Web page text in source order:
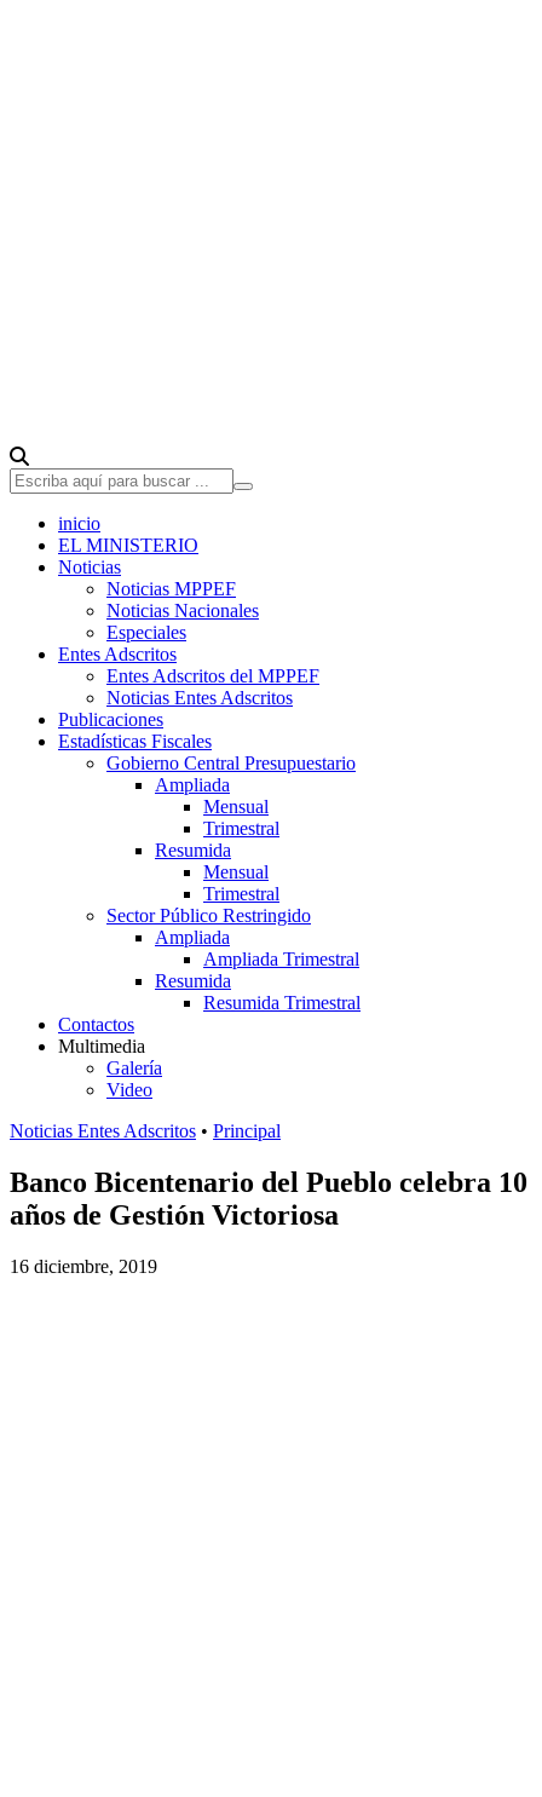
inicio
EL MINISTERIO
Noticias
Noticias MPPEF
Noticias Nacionales
Especiales
Entes Adscritos
Entes Adscritos del MPPEF
Noticias Entes Adscritos
Publicaciones
Estadísticas Fiscales
Gobierno Central Presupuestario
Ampliada
Mensual
Trimestral
Resumida
Mensual
Trimestral
Sector Público Restringido
Ampliada
Ampliada Trimestral
Resumida
Resumida Trimestral
Contactos
Multimedia
Galería
Video
Noticias Entes Adscritos • Principal
Banco Bicentenario del Pueblo celebra 10
años de Gestión Victoriosa
16 diciembre, 2019